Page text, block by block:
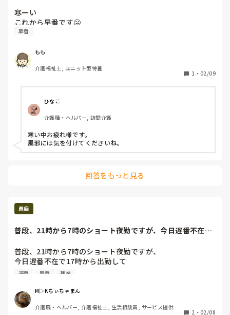
寒ーい
これから早番です🥶
早番
もも
介護福祉士, ユニット型特養
1 ・ 02/09
ひなこ
介護職・ヘルパー, 訪問介護
寒い中お疲れ様です。
風邪には気を付けてくださいね。
回答をもっと見る
愚痴
普段、21時から7時のショート夜勤ですが、今日遅番不在で
普段、21時から7時のショート夜勤ですが、
今日遅番不在で17時から出勤して
明日早番不在だから日勤来る9時まで残業。
相方の遅番に「ごめんけど」って
15分くらい休憩もらおう思ったら
速攻で退勤されましたよね。
遅番 早番 残業
M▷Kちぃちゃまん
介護職・ヘルパー, 介護福祉士, 生活相談員, サービス提供責
2 ・ 02/08